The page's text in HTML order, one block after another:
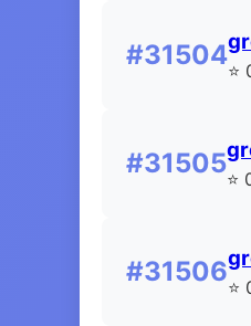
#31504⭐
#31505⭐
#31506⭐